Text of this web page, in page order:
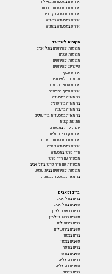
אירועים במסעדות באילת
אירועים במסעדות בדרום
אירוע במסעדה בקיסריה
אירוע במסעדה ברעננה
אירוע במסעדה בנתניה
מקומות לאירועים
מקומות לאירועים בתל אביב
מקומות קטנים
מקומות לאירועים
קייטרינג לאירועים
אירוע עסקי
מסעדות לאירועים
אירוע פרטי במסעדה
אירוע עסקי במסעדה
בר מצווה במסעדה
בר מצווה בירושלים
בר מצווה ברעננה
בר מצווה במסעדות בירושלים
חתונות קטנות
יום הולדת במסעדה
אירוע קטן בירושלים
אירועים במסעדות כשרות
אירוע במסעדה כשרה
חדר פרטי במסעדה
מסעדה עם חדר פרטי
מסעדות עם חדר פרטי בתל אביב
מקומות לאירועים בבית שמש
בר מצווה במסעדה בנתניה
ברים ופאבים
ברים בתל אביב
פאבים בתל אביב
ברים בראשון לציון
פאבים בראשון לציון
ברים בירושלים
פאבים בירושלים
ברים בצפון
פאבים בצפון
ברים בחיפה
פאבים בחיפה
ברים בהרצליה
פאבים בהרצליה
ברים בדרום